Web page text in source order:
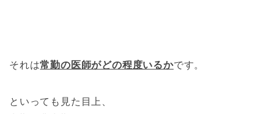
それは常勤の医師がどの程度いるかです。
といっても見た目上、